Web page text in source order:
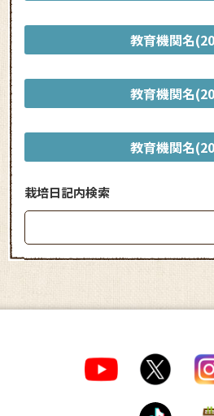
教育機関名
教育機関名
教育機関名
栽培日記内検索